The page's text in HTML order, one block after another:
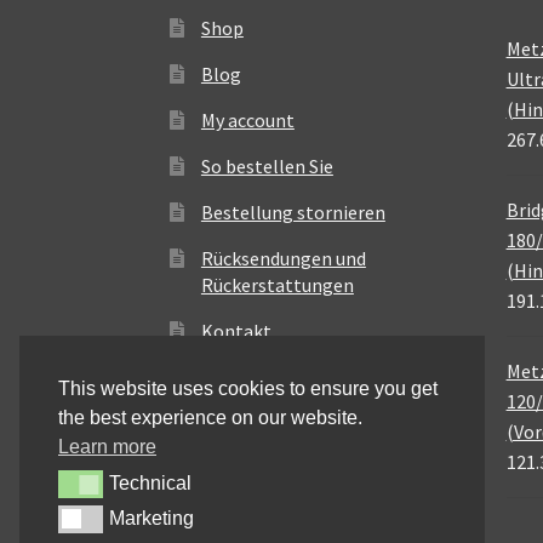
Shop
Blog
My account
So bestellen Sie
Bestellung stornieren
Rücksendungen und
Rückerstattungen
Kontakt
This website uses cookies to ensure you get
the best experience on our website.
Learn more
TechnicalTechnical
MarketingMarketing